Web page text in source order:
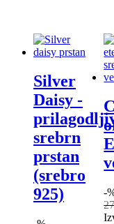
Silver
Daisy -
srebrn
prstan
(srebro
925)
-